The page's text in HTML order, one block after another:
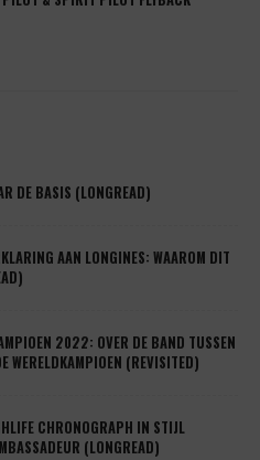
DE BASIS (LONGREAD)
AAN LONGINES: WAAROM DIT
2022: OVER DE BAND TUSSEN
WERELDKAMPIOEN (REVISITED)
CHRONOGRAPH IN STIJL
(LONGREAD)